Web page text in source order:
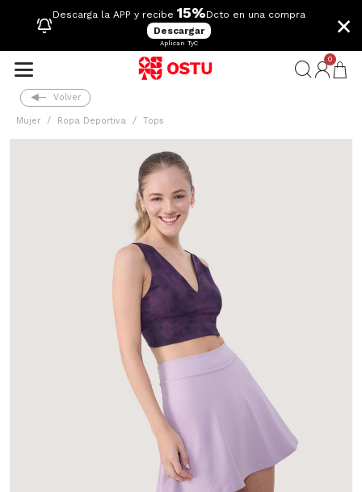
Descarga la APP y recibe 15%Dcto en una compra
Descargar
Aplican TyC
×
0
Volver
Mujer Ropa Deportiva Tops